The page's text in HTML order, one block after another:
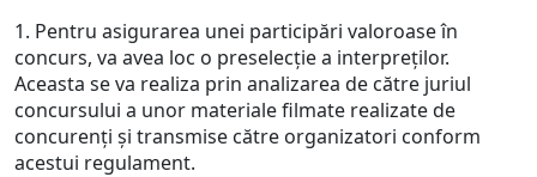
1. Pentru asigurarea unei participări valoroase în
concurs, va avea loc o preselecţie a interpreţilor.
Aceasta se va realiza prin analizarea de către juriul
concursului a unor materiale filmate realizate de
concurenți și transmise către organizatori conform
acestui regulament.